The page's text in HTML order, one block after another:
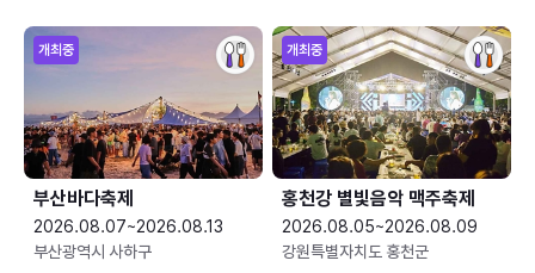
개최중
부산바다축제
2026.08.07~2026.08.13
부산광역시 사하구
개최중
홍천강 별빛음악 맥주축제
2026.08.05~2026.08.09
강원특별자치도 홍천군